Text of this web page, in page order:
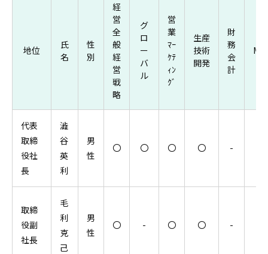
地位
氏
名
性
別
経
営
全
般
経
営
戦
略
グ
ロ
ー
バ
ル
営
業
ﾏｰ
ｹﾃ
ｨﾝ
ｸﾞ
生産
技術
開発
財
務
会
計
代表
取締
役社
長
澁
谷
英
利
男
性
〇 〇 〇 〇 -
取締
役副
社長
毛
利
克
己
男
性
〇 - 〇 〇 -